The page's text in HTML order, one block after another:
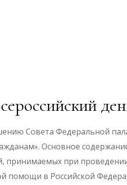
Совета Федеральной
Основное
принимаемых при
помощи в Российской